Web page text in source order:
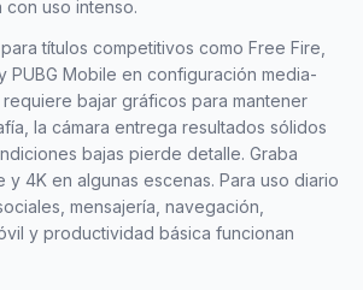
uso intenso.
títulos competitivos como Free Fire,
PUBG Mobile en configuración media-
requiere bajar gráficos para mantener
la cámara entrega resultados sólidos
bajas pierde detalle. Graba
y 4K en algunas escenas. Para uso diario
mensajería, navegación,
y productividad básica funcionan